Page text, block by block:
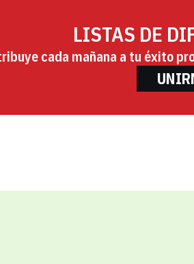
LISTAS DE
cada mañana a tu éxito